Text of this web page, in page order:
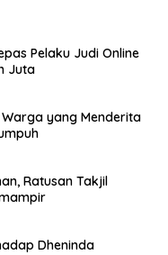
Pelaku Judi Online
Juta
yang Menderita
Ratusan Takjil
Dheninda